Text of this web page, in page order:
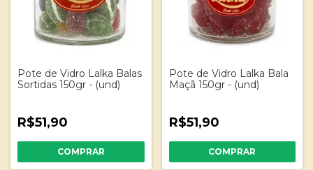
Pote de Vidro Lalka Balas
Sortidas 150gr - (und)
R$51,90
Pote de Vidro Lalka Bala
Maçã 150gr - (und)
R$51,90